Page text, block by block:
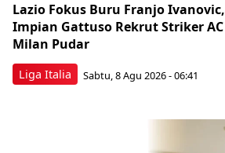
Liga Italia
Lazio Fokus Buru Franjo Ivanovic,
Impian Gattuso Rekrut Striker AC
Milan Pudar
Sabtu, 8 Agu 2026 - 06:41